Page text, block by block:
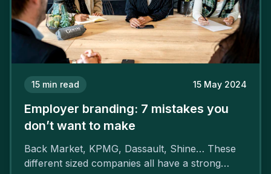
15 min read 15 May 2024
Employer branding: 7 mistakes you
don’t want to make
Back Market, KPMG, Dassault, Shine… These
different sized companies all have a strong